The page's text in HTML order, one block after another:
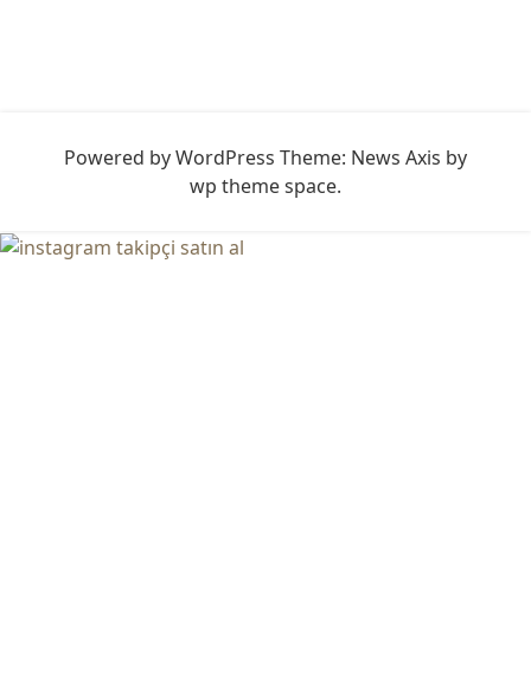
Powered by WordPress Theme: News Axis by
wp theme space.